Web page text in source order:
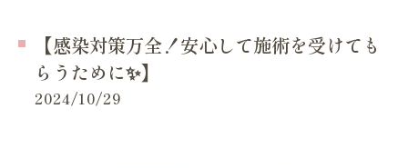
【感染対策万全！安心して施術を受けても
らうために✨】
2024/10/29